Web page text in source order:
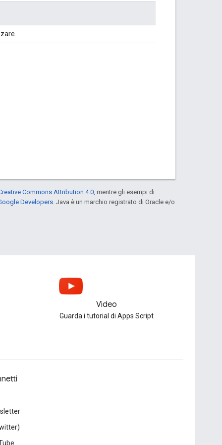
Commons Attribution 4.0 , mentre gli esempi di
Developers . Java è un marchio registrato di Oracle e/o
Video
Guarda i tutorial di Apps Script